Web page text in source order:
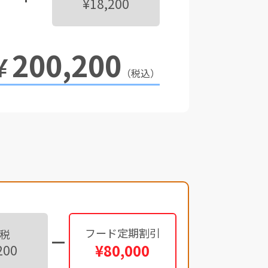
200,200 （税込）
フード定期割引
¥80,000